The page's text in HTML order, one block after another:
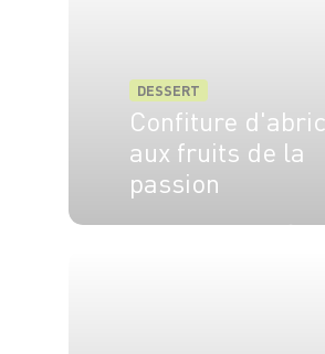
DESSERT
Confiture
aux fruits de la
passion